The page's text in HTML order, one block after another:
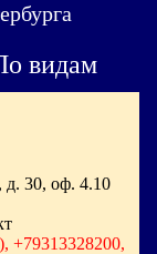
видам
д. 30, оф. 4.10
+79313328200,